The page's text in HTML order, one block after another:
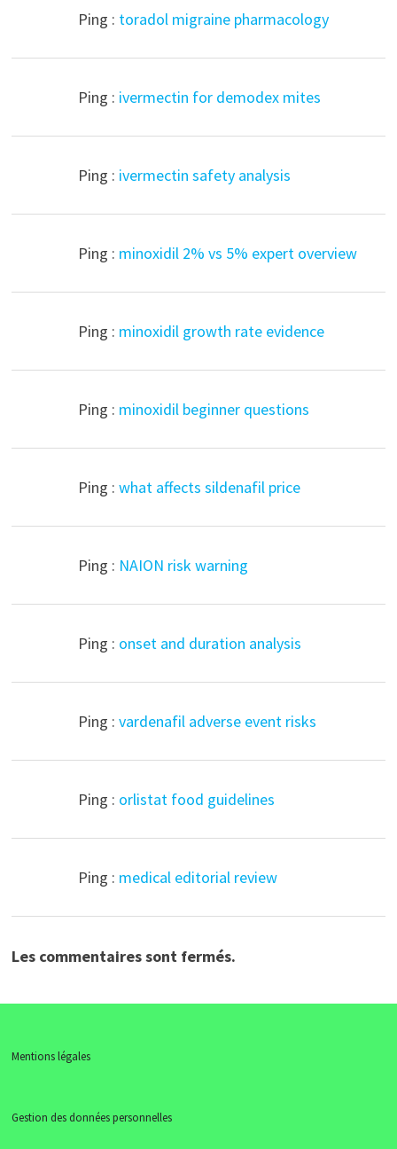
Ping : toradol migraine pharmacology
Ping : ivermectin for demodex mites
Ping : ivermectin safety analysis
Ping : minoxidil 2% vs 5% expert overview
Ping : minoxidil growth rate evidence
Ping : minoxidil beginner questions
Ping : what affects sildenafil price
Ping : NAION risk warning
Ping : onset and duration analysis
Ping : vardenafil adverse event risks
Ping : orlistat food guidelines
Ping : medical editorial review
Les commentaires sont fermés.
Mentions légales
Gestion des données personnelles